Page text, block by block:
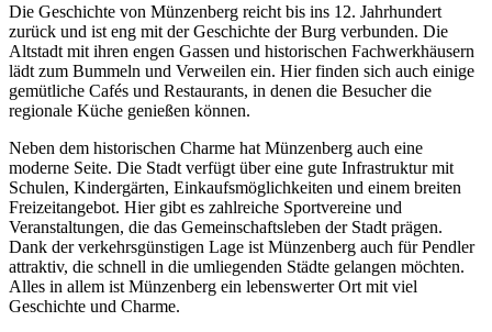
Die Geschichte von Münzenberg reicht bis ins 12. Jahrhundert
zurück und ist eng mit der Geschichte der Burg verbunden. Die
Altstadt mit ihren engen Gassen und historischen Fachwerkhäusern
lädt zum Bummeln und Verweilen ein. Hier finden sich auch einige
gemütliche Cafés und Restaurants, in denen die Besucher die
regionale Küche genießen können.
Neben dem historischen Charme hat Münzenberg auch eine
moderne Seite. Die Stadt verfügt über eine gute Infrastruktur mit
Schulen, Kindergärten, Einkaufsmöglichkeiten und einem breiten
Freizeitangebot. Hier gibt es zahlreiche Sportvereine und
Veranstaltungen, die das Gemeinschaftsleben der Stadt prägen.
Dank der verkehrsgünstigen Lage ist Münzenberg auch für Pendler
attraktiv, die schnell in die umliegenden Städte gelangen möchten.
Alles in allem ist Münzenberg ein lebenswerter Ort mit viel
Geschichte und Charme.